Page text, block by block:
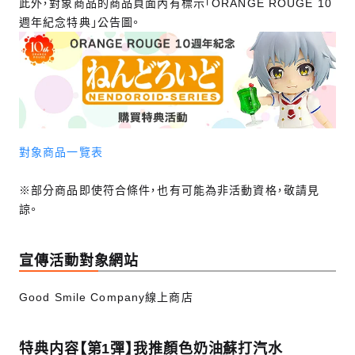
此外，對象商品的商品頁面內有標示「ORANGE ROUGE 10
週年紀念特典」公告圖。
對象商品一覽表
※部分商品即使符合條件，也有可能為非活動資格，敬請見
諒。
宣傳活動對象網站
Good Smile Company線上商店
特典内容【第1彈】我推顏色奶油蘇打汽水